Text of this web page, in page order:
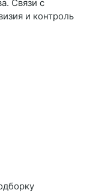
Связи с
и контроль